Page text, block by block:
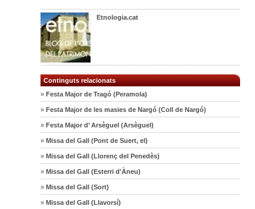
Etnologia.cat
Continguts relacionats
» Festa Major de Tragó (Peramola)
» Festa Major de les masies de Nargó (Coll de Nargó)
» Festa Major d’ Arsèguel (Arsèguel)
» Missa del Gall (Pont de Suert, el)
» Missa del Gall (Llorenç del Penedès)
» Missa del Gall (Esterri d'Àneu)
» Missa del Gall (Sort)
» Missa del Gall (Llavorsí)